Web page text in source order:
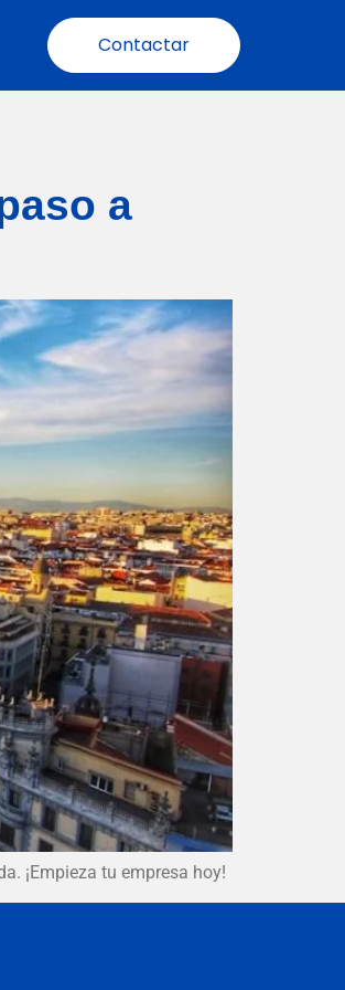
Contactar
a
¡Empieza tu empresa hoy!